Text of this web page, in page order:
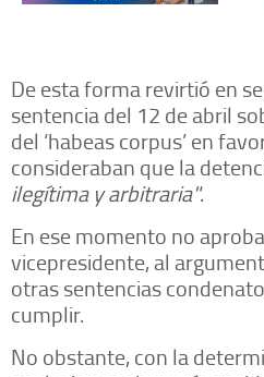
De esta forma revirtió en
sentencia del 12 de abril
del ‘habeas corpus’ en
consideraban que la
ilegítima y arbitraria".
En ese momento no
vicepresidente, al
otras sentencias
cumplir.
No obstante, con la